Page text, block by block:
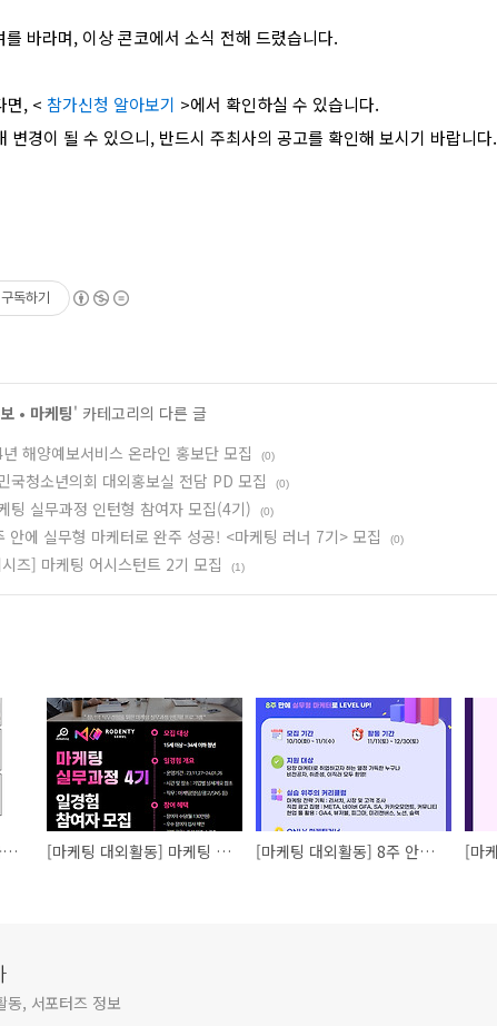
바라며, 이상 콘코에서 소식 전해 드렸습니다.
면, < 참가신청 알아보기 >에서 확인하실 수 있습니다.
경이 될 수 있으니, 반드시 주최사의 공고를 확인해 보시기 바랍니다.
구독하기
• 마케팅' 카테고리의 다른 글
해양예보서비스 온라인 홍보단 모집
(0)
국청소년의회 대외홍보실 전담 PD 모집 (0)
팅 실무과정 인턴형 참여자 모집(4기) (0)
안에 실무형 마케터로 완주 성공! <마케팅 러너 7기> 모집 (0)
즈] 마케팅 어시스턴트 2기 모집 (1)
[홍보 대외활동] 대한민국청소년의회 대외홍보실 전담 PD 모집 [마케팅 대외활동] 마케팅 실무과정 인턴형 참여자 모집(4기) [마케팅 대외활동] 8주 안에 실무형 마케터로 완주 성공! <마케팅 러너 7기> 모집
동, 서포터즈 정보